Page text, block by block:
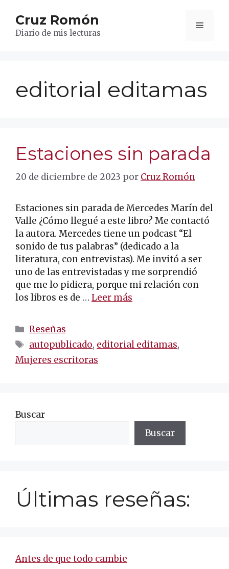
contenido
Cruz Romón
Diario de mis lecturas
Menú
editorial editamas
Estaciones sin parada
20 de diciembre de 2023 por Cruz Romón
Estaciones sin parada de Mercedes Marín del
Valle ¿Cómo llegué a este libro? Me contactó
la autora. Mercedes tiene un podcast “El
sonido de tus palabras” (dedicado a la
literatura, con entrevistas). Me invitó a ser
uno de las entrevistadas y me sorprendió
que me lo pidiera, porque mi relación con
los libros es de … Leer más
Categorías
Reseñas
Etiquetas
autopublicado, editorial editamas,
Mujeres escritoras
Buscar
Buscar
Últimas reseñas:
Antes de que todo cambie